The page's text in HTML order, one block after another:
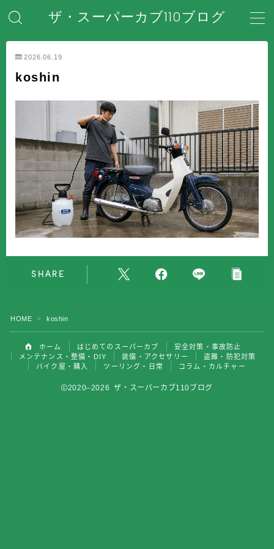
ザ・スーパーカブ110ブログ
MENU
ホーム
はじめてのスーパーカブ
安全対策・事故防止
メンテナンス・整備・DIY
装備・アクセサリー
盗難・防犯対策
ツーリング・日常
コラム・カルチャー
2026.06.19
koshin
SHARE
HOME ＞ koshin
ホーム はじめてのスーパーカブ
安全対策・事故防止
メンテナンス・整備・DIY
装備・アクセサリー
盗難・防犯対策
バイク屋・購入
ツーリング・日常 コラム・カルチャー
2020–2026 ザ・スーパーカブ110ブログ